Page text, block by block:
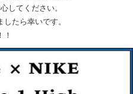
してください。
たら幸いです。